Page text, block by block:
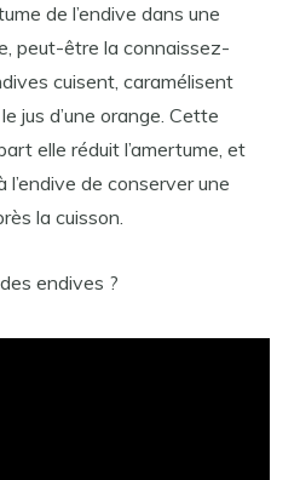
de l’endive dans une
peut-être la connaissez-
cuisent, caramélisent
jus d’une orange. Cette
elle réduit l’amertume, et
l’endive de conserver une
la cuisson.
endives ?